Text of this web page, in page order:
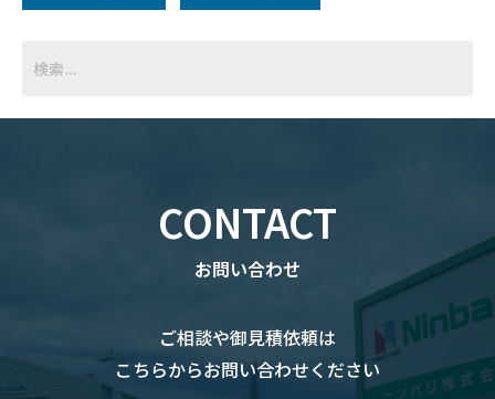
CONTACT
お問い合わせ
ご相談や御見積依頼は
こちらからお問い合わせください